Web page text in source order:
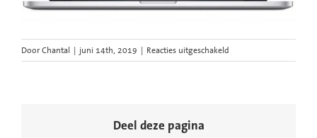
DoorChantal | juni 14th, 2019 | Reacties uitgeschakeld
website-
Deel deze pagina